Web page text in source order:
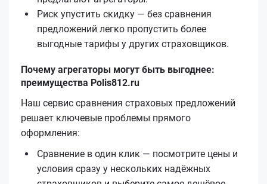
Риск упустить скидку — без сравнения
предложений легко пропустить более
выгодные тарифы у других страховщиков.
Почему агрегаторы могут быть выгоднее:
преимущества Polis812.ru
Наш сервис сравнения страховых предложений
решает ключевые проблемы прямого
оформления:
Сравнение в один клик — посмотрите цены и
условия сразу у нескольких надёжных